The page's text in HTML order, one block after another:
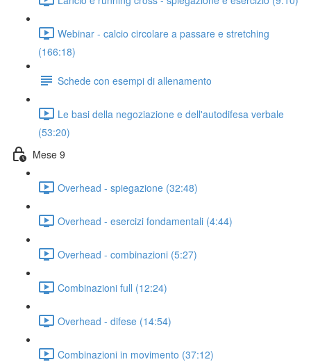
Webinar - calcio circolare a passare e stretching
(166:18)
Schede con esempi di allenamento
Le basi della negoziazione e dell'autodifesa verbale
(53:20)
Mese 9
Overhead - spiegazione (32:48)
Overhead - esercizi fondamentali (4:44)
Overhead - combinazioni (5:27)
Combinazioni full (12:24)
Overhead - difese (14:54)
Combinazioni in movimento (37:12)